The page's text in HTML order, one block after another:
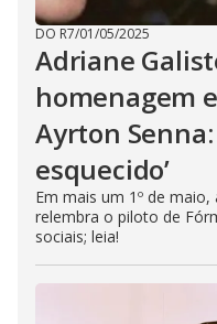
DO R7/01/05/2025
Adriane
homenagem
Ayrton Senna:
esquecido’
Em mais um 1º de
relembra o piloto de
sociais; leia!